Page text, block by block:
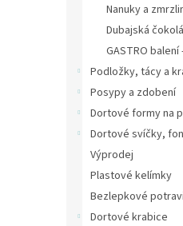
Nanuky a
Dubajská
GASTRO
Podložky, tácy a
Posypy a zdobení
Dortové formy na
Dortové svíčky,
Výprodej
Plastové kelímky
Bezlepkové
Dortové krabice